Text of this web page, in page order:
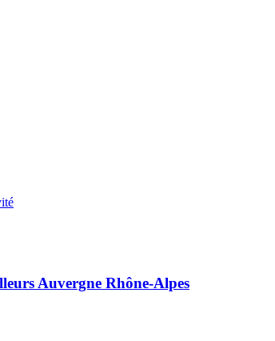
Auvergne Rhône-Alpes